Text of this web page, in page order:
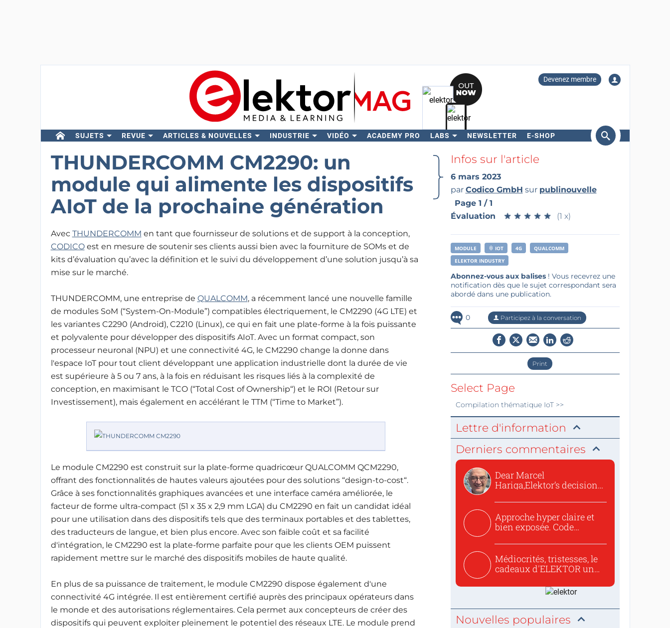
Devenez membre
SUJETS REVUE ARTICLES & NOUVELLES INDUSTRIE VIDÉO ACADEMY PRO LABS NEWSLETTER E-SHOP
Rechercher
THUNDERCOMM CM2290: un
module qui alimente les dispositifs
AIoT de la prochaine génération
Avec THUNDERCOMM en tant que fournisseur de solutions et de support à la conception,
CODICOest en mesure de soutenir ses clients aussi bien avec la fourniture de SOMs et de
kits d’évaluation qu’avec la définition et le suivi du développement d’une solution jusqu’à sa
mise sur le marché.
THUNDERCOMM, une entreprise de QUALCOMM, a récemment lancé une nouvelle famille
de modules SoM (“System-On-Module”) compatibles électriquement, le CM2290 (4G LTE) et
les variantes C2290 (Android), C2210 (Linux), ce qui en fait une plate-forme à la fois puissante
et polyvalente pour développer des dispositifs AIoT. Avec un format compact, son
processeur neuronal (NPU) et une connectivité 4G, le CM2290 change la donne dans
l'espace IoT pour tout client développant une application industrielle dont la durée de vie
est supérieure à 5 ou 7 ans, à la fois en réduisant les risques liés à la complexité de
conception, en maximisant le TCO (“Total Cost of Ownership“) et le ROI (Retour sur
Investissement), mais également en accélérant le TTM (“Time to Market”).
Le module CM2290 est construit sur la plate-forme quadricœur QUALCOMM QCM2290,
offrant des fonctionnalités de hautes valeurs ajoutées pour des solutions “design-to-cost“.
Grâce à ses fonctionnalités graphiques avancées et une interface caméra améliorée, le
facteur de forme ultra-compact (51 x 35 x 2,9 mm LGA) du CM2290 en fait un candidat idéal
pour une utilisation dans des dispositifs tels que des terminaux portables et des tablettes,
des traducteurs de langue, et bien plus encore. Avec son faible coût et sa facilité
d'intégration, le CM2290 est la plate-forme parfaite pour que les clients OEM puissent
rapidement mettre sur le marché des dispositifs mobiles de haute qualité.
En plus de sa puissance de traitement, le module CM2290 dispose également d'une
connectivité 4G intégrée. Il est entièrement certifié auprès des principaux opérateurs dans
le monde et des autorisations réglementaires. Cela permet aux concepteurs de créer des
dispositifs qui peuvent exploiter pleinement le potentiel des réseaux LTE. Le module prend
Infos sur l'article
6 mars 2023
par Codico GmbH sur publinouvelle
Page 1 / 1
Évaluation
★ ★ ★ ★ ★
★ ★ ★ ★ ★ (1 x)
MODULE IOT 4G
QUALCOMM
ELEKTOR INDUSTRY
Abonnez-vous aux balises! Vous recevrez une
notification dès que le sujet correspondant sera
abordé dans une publication.
0 Participez à la conversation
Print
Select Page
Compilation thématique IoT>>
Lettre d'information
Derniers commentaires
Dear Marcel
Hariga,Elektor’s decision
Approche hyper claire et
bien exposée. Code
Médiocrités, tristesses, le
cadeaux d'ELEKTOR un
Nouvelles populaires